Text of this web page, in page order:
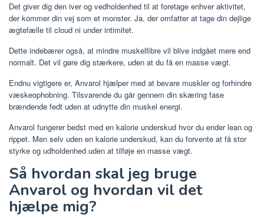
Det giver dig den iver og vedholdenhed til at foretage enhver aktivitet,
der kommer din vej som et monster. Ja, der omfatter at tage din dejlige
ægtefælle til cloud ni under intimitet.
Dette indebærer også, at mindre muskelfibre vil blive indgået mere end
normalt. Det vil gøre dig stærkere, uden at du få en masse vægt.
Endnu vigtigere er, Anvarol hjælper med at bevare muskler og forhindre
væskeophobning. Tilsvarende du går gennem din skæring fase
brændende fedt uden at udnytte din muskel energi.
Anvarol fungerer bedst med en kalorie underskud hvor du ender lean og
rippet. Men selv uden en kalorie underskud, kan du forvente at få stor
styrke og udholdenhed uden at tilføje en masse vægt.
Så hvordan skal jeg bruge
Anvarol og hvordan vil det
hjælpe mig?